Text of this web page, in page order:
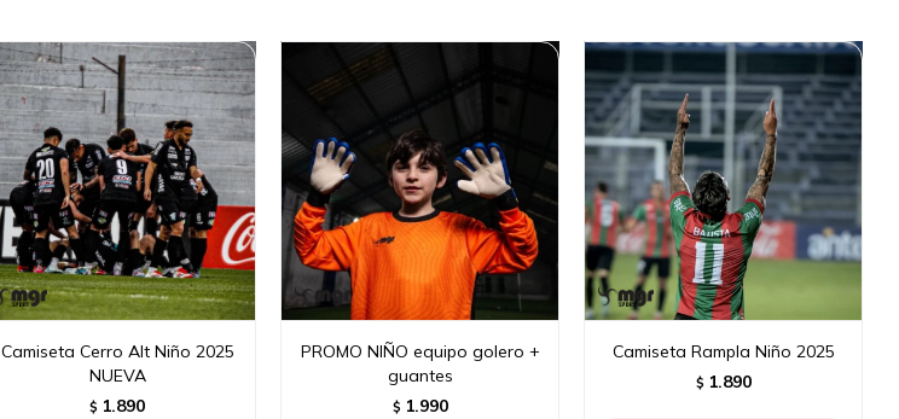
Camiseta Cerro Alt Niño 2025
NUEVA
$ 1.890
PROMO NIÑO equipo golero +
guantes
$ 1.990
Camiseta Rampla Niño 2025
$ 1.890